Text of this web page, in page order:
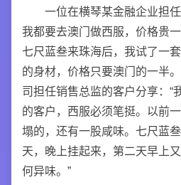
一位在横琴某金融企业担任
我都要去澳门做西服，价格贵
七尺蓝叁来珠海后，我试了一
的身材，价格只要澳门的一半
司担任销售总监的客户分享：“
的客户，西服必须笔挺。以前
塌的，还有一股咸味。七尺蓝
天，晚上挂起来，第二天早上
何异味。”